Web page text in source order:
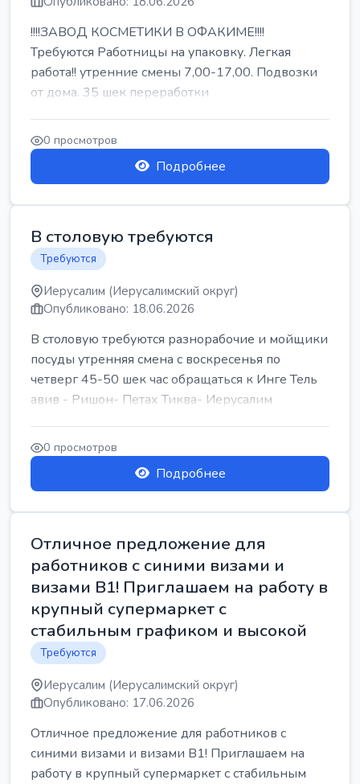
!!!!ЗАВОД КОСМЕТИКИ В ОФАКИМЕ!!!!
Требуются Работницы на упаковку. Легкая
работа!! утренние смены 7,00-17,00. Подвозки
от дома. 35 шек переработки
0 просмотров
Подробнее
В столовую требуются
Требуются
Иерусалим (Иерусалимский округ)
Опубликовано: 18.06.2026
В столовую требуются разнорабочие и мойщики
посуды утренняя смена с воскресенья по
четверг 45-50 шек час обращаться к Инге Тель
авив - Ришон- Петах Тиква- Иерусалим
0 просмотров
Подробнее
Отличное предложение для
работников с синими визами и
визами B1! Приглашаем на работу в
крупный супермаркет с
стабильным графиком и высокой
Требуются
Иерусалим (Иерусалимский округ)
Опубликовано: 17.06.2026
Отличное предложение для работников с
синими визами и визами B1! Приглашаем на
работу в крупный супермаркет с стабильным